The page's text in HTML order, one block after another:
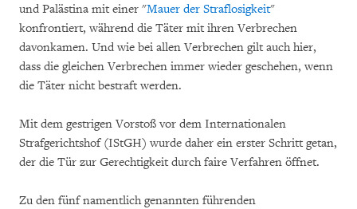
und Palästina mit einer "Mauer der Straflosigkeit"
konfrontiert, während die Täter mit ihren Verbrechen
davonkamen. Und wie bei allen Verbrechen gilt auch hier,
dass die gleichen Verbrechen immer wieder geschehen, wenn
die Täter nicht bestraft werden.
Mit dem gestrigen Vorstoß vor dem Internationalen
Strafgerichtshof (IStGH) wurde daher ein erster Schritt getan,
der die Tür zur Gerechtigkeit durch faire Verfahren öffnet.
Zu den fünf namentlich genannten führenden